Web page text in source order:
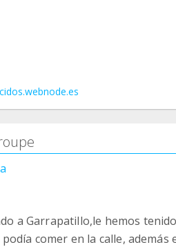
a Garrapatillo,le hemos
comer en la calle, además